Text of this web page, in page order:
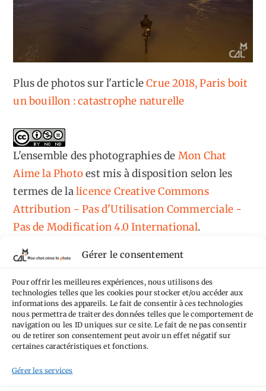
Gérer le consentement
Pour offrir les meilleures expériences, nous utilisons des
technologies telles que les cookies pour stocker et/ou accéder aux
informations des appareils. Le fait de consentir à ces technologies
nous permettra de traiter des données telles que le comportement de
navigation ou les ID uniques sur ce site. Le fait de ne pas consentir
ou de retirer son consentement peut avoir un effet négatif sur
certaines caractéristiques et fonctions.
Gérer les services
Plus de photos sur l'articleCrue 2018, Paris boit
un bouillon : catastrophe naturelle
L'ensemble des photographiesde Mon Chat
Aime la Photoest mis à disposition selon les
termes de lalicence Creative Commons
Attribution - Pas d'Utilisation Commerciale -
Pas de Modification 4.0 International.
Tags
Anti tourisme